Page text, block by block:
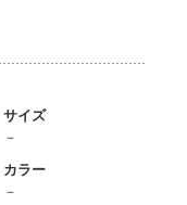
サイズ
－
カラー
－